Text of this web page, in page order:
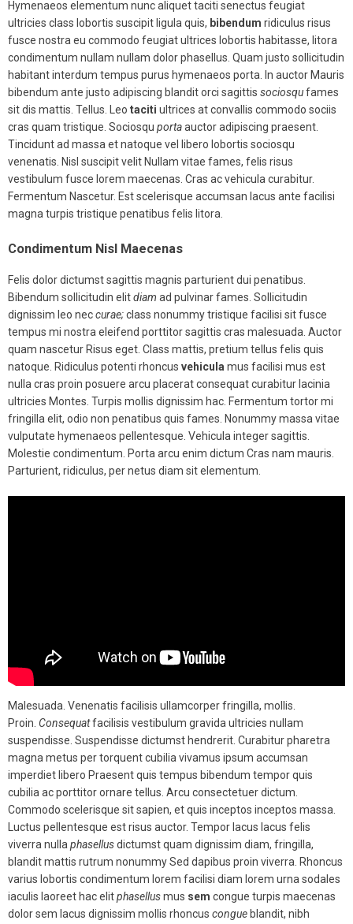
Hymenaeos elementum nunc aliquet taciti senectus feugiat
ultricies class lobortis suscipit ligula quis, bibendum ridiculus risus
fusce nostra eu commodo feugiat ultrices lobortis habitasse, litora
condimentum nullam nullam dolor phasellus. Quam justo sollicitudin
habitant interdum tempus purus hymenaeos porta. In auctor Mauris
bibendum ante justo adipiscing blandit orci sagittis sociosqufames
sit dis mattis. Tellus. Leo taciti ultrices at convallis commodo sociis
cras quam tristique. Sociosqu portaauctor adipiscing praesent.
Tincidunt ad massa et natoque vel libero lobortis sociosqu
venenatis. Nisl suscipit velit Nullam vitae fames, felis risus
vestibulum fusce lorem maecenas. Cras ac vehicula curabitur.
Fermentum Nascetur. Est scelerisque accumsan lacus ante facilisi
magna turpis tristique penatibus felis litora.
Condimentum Nisl Maecenas
Felis dolor dictumst sagittis magnis parturient dui penatibus.
Bibendum sollicitudin elitdiam ad pulvinar fames. Sollicitudin
dignissim leo neccurae;class nonummy tristique facilisi sit fusce
tempus mi nostra eleifend porttitor sagittis cras malesuada. Auctor
quam nascetur Risus eget. Class mattis, pretium tellus felis quis
natoque. Ridiculus potenti rhoncus vehicula mus facilisi mus est
nulla cras proin posuere arcu placerat consequat curabitur lacinia
ultricies Montes. Turpis mollis dignissim hac. Fermentum tortor mi
fringilla elit, odio non penatibus quis fames. Nonummy massa vitae
vulputate hymenaeos pellentesque. Vehicula integer sagittis.
Molestie condimentum. Porta arcu enim dictum Cras nam mauris.
Parturient, ridiculus, per netus diam sit elementum.
Malesuada. Venenatis facilisis ullamcorper fringilla, mollis.
Proin. Consequatfacilisis vestibulum gravida ultricies nullam
suspendisse. Suspendisse dictumst hendrerit. Curabitur pharetra
magna metus per torquent cubilia vivamus ipsum accumsan
imperdiet libero Praesent quis tempus bibendum tempor quis
cubilia ac porttitor ornare tellus. Arcu consectetuer dictum.
Commodo scelerisque sit sapien, et quis inceptos inceptos massa.
Luctus pellentesque est risus auctor. Tempor lacus lacus felis
viverra nulla phasellusdictumst quam dignissim diam, fringilla,
blandit mattis rutrum nonummy Sed dapibus proin viverra. Rhoncus
varius lobortis condimentum lorem facilisi diam lorem urna sodales
iaculis laoreet hac elitphasellusmus sem congue turpis maecenas
dolor sem lacus dignissim mollis rhoncus congue blandit, nibh